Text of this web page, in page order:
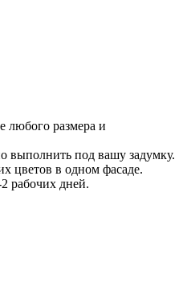
любого размера и
выполнить под вашу задумку.
цветов в одном фасаде.
рабочих дней.